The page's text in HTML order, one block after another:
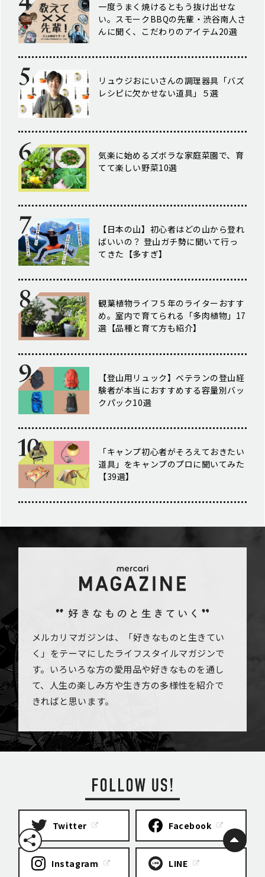
一度うまく焼けるともう抜け出せな
い。スモークBBQの先輩・渋谷南人さ
んに聞く、こだわりのアイテム20選
リュウジおにいさんの調理器具「バズ
レシピに欠かせない道具」５選
気楽に始めるズボラな家庭菜園で、育
てて楽しい野菜10選
【日本の山】初心者はどの山から登れ
ばいいの？ 登山ガチ勢に聞いて行っ
てきた【多すぎ】
観葉植物ライフ５年のライターおすす
め。室内で育てられる「多肉植物」17
選【品種と育て方も紹介】
【登山用リュック】ベテランの登山経
験者が本当におすすめする容量別バッ
クパック10選
「キャンプ初心者がそろえておきたい
道具」をキャンプのプロに聞いてみた
【39選】
メルカリマガジンは、「好きなものと生きてい
く」をテーマにしたライフスタイルマガジンで
す。いろいろな方の愛用品や好きなものを通し
て、人生の楽しみ方や生き方の多様性を紹介で
きればと思います。
Twitter Facebook
Instagram LINE